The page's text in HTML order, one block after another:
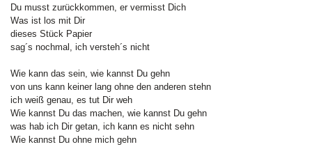
Du musst zurückkommen, er vermisst Dich
Was ist los mit Dir
dieses Stück Papier
sag´s nochmal, ich versteh´s nicht
Wie kann das sein, wie kannst Du gehn
von uns kann keiner lang ohne den anderen stehn
ich weiß genau, es tut Dir weh
Wie kannst Du das machen, wie kannst Du gehn
was hab ich Dir getan, ich kann es nicht sehn
Wie kannst Du ohne mich gehn